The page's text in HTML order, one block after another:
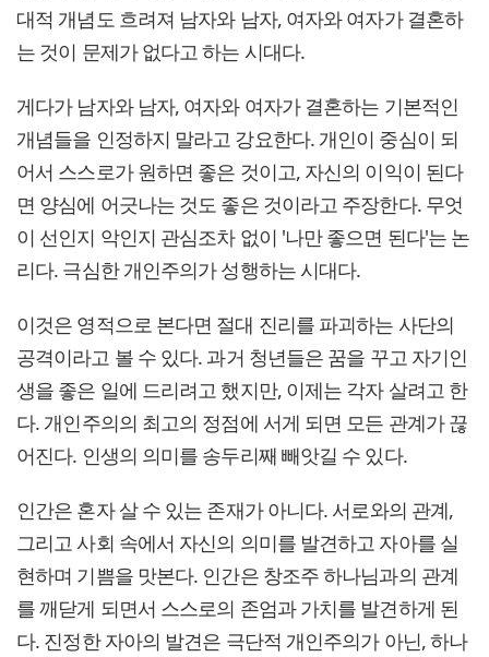
대적 개념도 흐려져 남자와 남자, 여자와 여자가 결혼하
는 것이 문제가 없다고 하는 시대다.
게다가 남자와 남자, 여자와 여자가 결혼하는 기본적인
개념들을 인정하지 말라고 강요한다. 개인이 중심이 되
어서 스스로가 원하면 좋은 것이고, 자신의 이익이 된다
면 양심에 어긋나는 것도 좋은 것이라고 주장한다. 무엇
이 선인지 악인지 관심조차 없이 '나만 좋으면 된다'는 논
리다. 극심한 개인주의가 성행하는 시대다.
이것은 영적으로 본다면 절대 진리를 파괴하는 사단의
공격이라고 볼 수 있다. 과거 청년들은 꿈을 꾸고 자기인
생을 좋은 일에 드리려고 했지만, 이제는 각자 살려고 한
다. 개인주의의 최고의 정점에 서게 되면 모든 관계가 끊
어진다. 인생의 의미를 송두리째 빼앗길 수 있다.
인간은 혼자 살 수 있는 존재가 아니다. 서로와의 관계,
그리고 사회 속에서 자신의 의미를 발견하고 자아를 실
현하며 기쁨을 맛본다. 인간은 창조주 하나님과의 관계
를 깨닫게 되면서 스스로의 존엄과 가치를 발견하게 된
다. 진정한 자아의 발견은 극단적 개인주의가 아닌, 하나